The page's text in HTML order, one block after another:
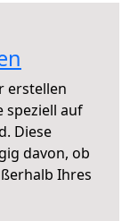
erstellen
speziell auf
Diese
davon, ob
Ihres